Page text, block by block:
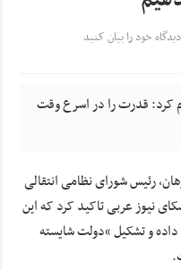
دیدگاه خود را بیان کنید
کرد: قدرت را در اسرع وقت
رئیس شورای نظامی انتقالی
نیوز عربی تاکید کرد که این
داده و تشکیل “دولت شایسته